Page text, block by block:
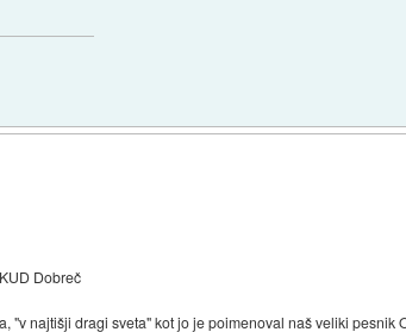
Dobreč
"v najtišji dragi sveta" kot jo je poimenoval naš veliki pesnik